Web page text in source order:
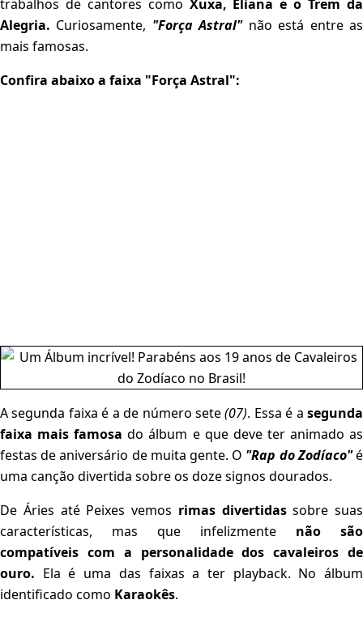
trabalhos de cantores como Xuxa, Eliana e o Trem da
Alegria. Curiosamente, "Força Astral"não está entre as
mais famosas.
Confira abaixo a faixa "Força Astral":
A segunda faixa é a de número sete(07). Essa é asegunda
faixa mais famosado álbum e que deve ter animado as
festas de aniversário de muita gente. O "Rap do Zodíaco"é
uma canção divertida sobre os doze signos dourados.
De Áries até Peixes vemos rimas divertidassobre suas
características, mas que infelizmente não são
compatíveis com a personalidade dos cavaleiros de
ouro. Ela é uma das faixas a ter playback. No álbum
identificado como Karaokês.